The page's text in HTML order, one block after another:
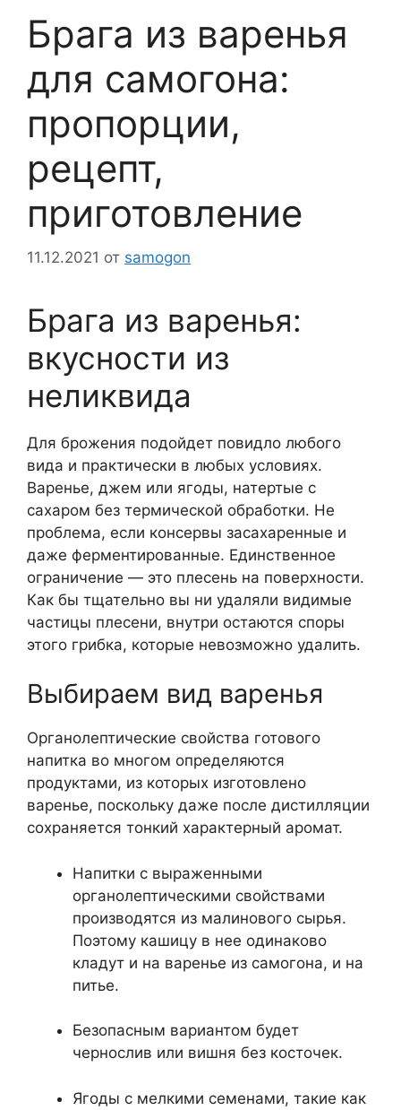
Брага из варенья
для самогона:
пропорции,
рецепт,
приготовление
11.12.2021 от samogon
Брага из варенья:
вкусности из
неликвида
Для брожения подойдет повидло любого
вида и практически в любых условиях.
Варенье, джем или ягоды, натертые с
сахаром без термической обработки. Не
проблема, если консервы засахаренные и
даже ферментированные. Единственное
ограничение — это плесень на поверхности.
Как бы тщательно вы ни удаляли видимые
частицы плесени, внутри остаются споры
этого грибка, которые невозможно удалить.
Выбираем вид варенья
Органолептические свойства готового
напитка во многом определяются
продуктами, из которых изготовлено
варенье, поскольку даже после дистилляции
сохраняется тонкий характерный аромат.
Напитки с выраженными
органолептическими свойствами
производятся из малинового сырья.
Поэтому кашицу в нее одинаково
кладут и на варенье из самогона, и на
питье.
Безопасным вариантом будет
чернослив или вишня без косточек.
Ягоды с мелкими семенами, такие как